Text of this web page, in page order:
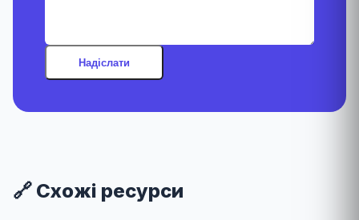
Надіслати
🔗 Схожі ресурси